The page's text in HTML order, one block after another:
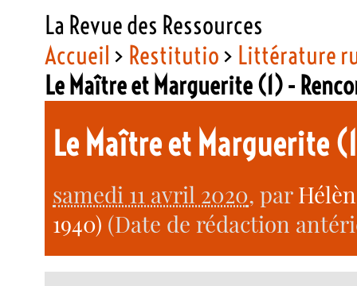
La Revue des Ressources
Accueil > Restitutio> Littérature
Le Maître et Marguerite (1) -
Le Maître et Marguerite
samedi 11 avril 2020, par
1940) (Date de rédaction